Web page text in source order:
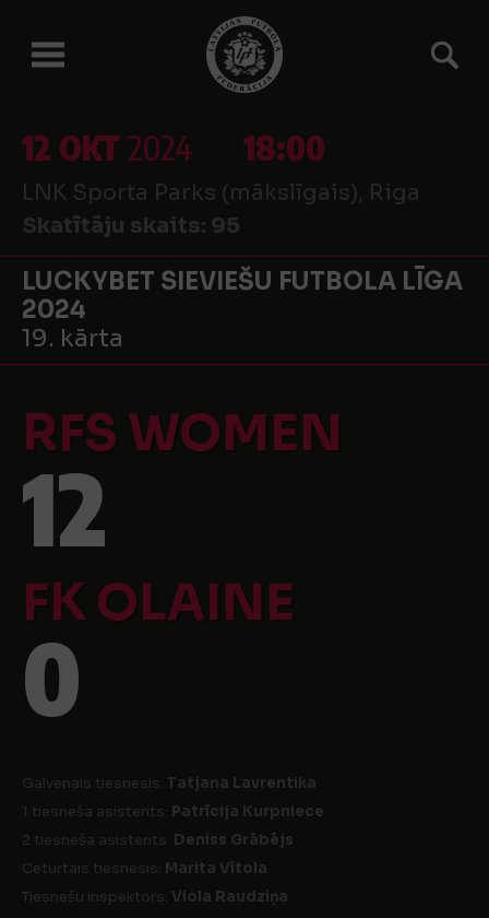
12 OKT2024 18:00
LNK Sporta Parks (mākslīgais), Riga
Skatītāju skaits: 95
LUCKYBET SIEVIEŠU FUTBOLA LĪGA
2024
19. kārta
RFS WOMEN
12
FK OLAINE
0
Galvenais tiesnesis: Tatjana Lavrentika
1 tiesneša asistents: Patrīcija Kurpniece
2 tiesneša asistents: Deniss Grābējs
Ceturtais tiesnesis: Marita Vītola
Tiesnešu inspektors: Viola Raudziņa